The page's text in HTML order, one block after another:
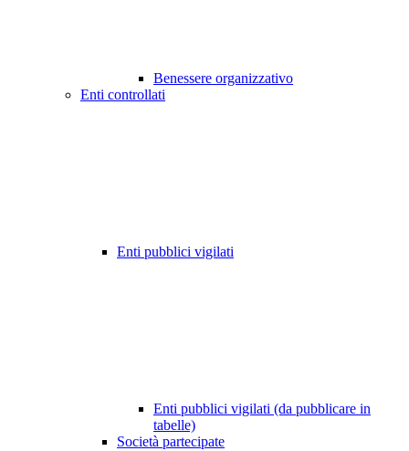
Benessere organizzativo
Enti controllati
Enti pubblici vigilati
Enti pubblici vigilati (da pubblicare in
tabelle)
Società partecipate